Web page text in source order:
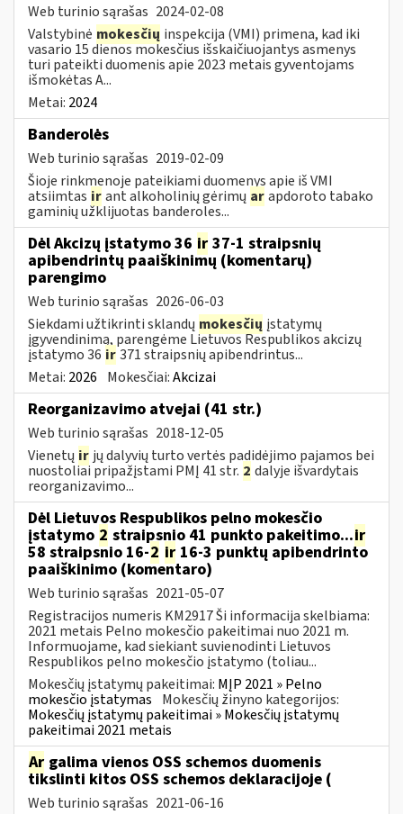
Web turinio sąrašas 2024-02-08
Valstybinė mokesčių inspekcija (VMI) primena, kad iki
vasario 15 dienos mokesčius išskaičiuojantys asmenys
turi pateikti duomenis apie 2023 metais gyventojams
išmokėtas A...
Metai: 2024
Banderolės
Web turinio sąrašas 2019-02-09
Šioje rinkmenoje pateikiami duomenys apie iš VMI
atsiimtas irant alkoholinių gėrimų arapdoroto tabako
gaminių užklijuotas banderoles...
Dėl Akcizų įstatymo 36 ir 37-1 straipsnių
apibendrintų paaiškinimų (komentarų)
parengimo
Web turinio sąrašas 2026-06-03
Siekdami užtikrinti sklandų mokesčių įstatymų
įgyvendinimą, parengėme Lietuvos Respublikos akcizų
įstatymo 36 ir371 straipsnių apibendrintus...
Metai: 2026 Mokesčiai:Akcizai
Reorganizavimo atvejai (41 str.)
Web turinio sąrašas 2018-12-05
Vienetų ir jų dalyvių turto vertės padidėjimo pajamos bei
nuostoliai pripažįstami PMĮ 41 str. 2 dalyje išvardytais
reorganizavimo...
Dėl Lietuvos Respublikos pelno mokesčio
įstatymo 2 straipsnio 41 punkto pakeitimo...ir
58 straipsnio 16-2 ir 16-3 punktų apibendrinto
paaiškinimo (komentaro)
Web turinio sąrašas 2021-05-07
Registracijos numeris KM2917 Ši informacija skelbiama:
2021 metais Pelno mokesčio pakeitimai nuo 2021 m.
Informuojame, kad siekiant suvienodinti Lietuvos
Respublikos pelno mokesčio įstatymo (toliau...
Mokesčių įstatymų pakeitimai: MĮP 2021 » Pelno
mokesčio įstatymas Mokesčių žinyno kategorijos:
Mokesčių įstatymų pakeitimai » Mokesčių įstatymų
pakeitimai 2021 metais
Ar galima vienos OSS schemos duomenis
tikslinti kitos OSS schemos deklaracijoje (
Web turinio sąrašas 2021-06-16